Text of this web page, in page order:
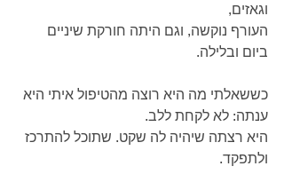
וגאזים,
העורף נוקשה, וגם היתה חורקת שיניים
ביום ובלילה.
כששאלתי מה היא רוצה מהטיפול איתי היא
ענתה: לא לקחת ללב.
היא רצתה שיהיה לה שקט. שתוכל להתרכז
ולתפקד.